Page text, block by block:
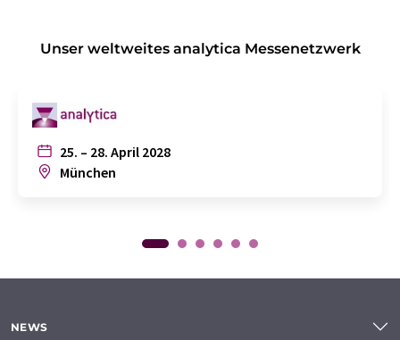
Unser weltweites analytica Messenetzwerk
25. – 28. April 2028
München
NEWS